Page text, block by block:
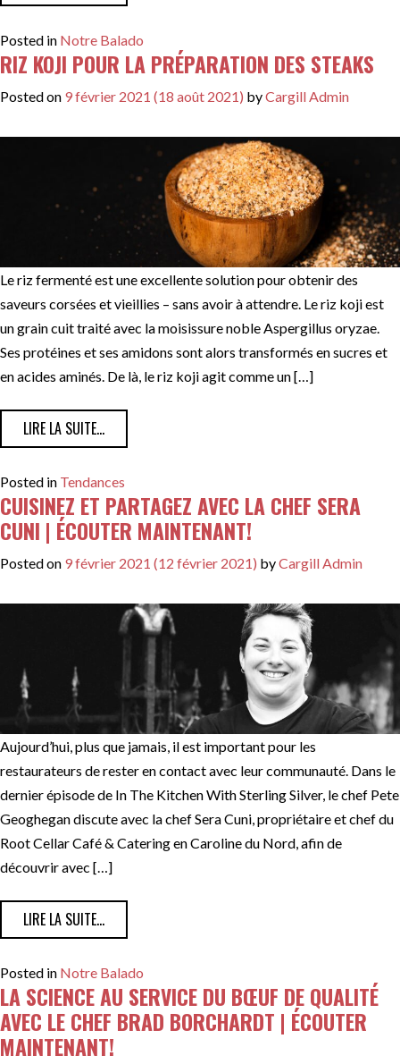
Posted in Notre Balado
RIZ KOJI POUR LA PRÉPARATION DES STEAKS
Posted on 9 février 2021 (18 août 2021) byCargill Admin
Le riz fermenté est une excellente solution pour obtenir des
saveurs corsées et vieillies – sans avoir à attendre. Le riz koji est
un grain cuit traité avec la moisissure noble Aspergillus oryzae.
Ses protéines et ses amidons sont alors transformés en sucres et
en acides aminés. De là, le riz koji agit comme un […]
LIRE LA SUITE…
Posted in Tendances
CUISINEZ ET PARTAGEZ AVEC LA CHEF SERA
CUNI | ÉCOUTER MAINTENANT!
Posted on 9 février 2021 (12 février 2021) byCargill Admin
Aujourd’hui, plus que jamais, il est important pour les
restaurateurs de rester en contact avec leur communauté. Dans le
dernier épisode de In The Kitchen With Sterling Silver, le chef Pete
Geoghegan discute avec la chef Sera Cuni, propriétaire et chef du
Root Cellar Café & Catering en Caroline du Nord, afin de
découvrir avec […]
LIRE LA SUITE…FROM CUISINEZ ET PARTAGEZ AVEC LA CHEF SERA
Posted in Notre Balado
LA SCIENCE AU SERVICE DU BŒUF DE QUALITÉ
AVEC LE CHEF BRAD BORCHARDT | ÉCOUTER
MAINTENANT!